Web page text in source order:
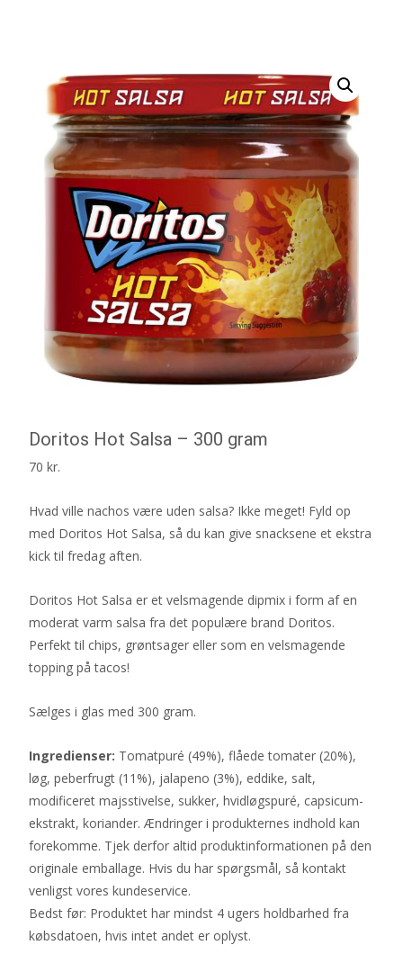
Doritos Hot Salsa – 300 gram
70 kr.
Hvad ville nachos være uden salsa? Ikke meget! Fyld op
med Doritos Hot Salsa, så du kan give snacksene et ekstra
kick til fredag aften.
Doritos Hot Salsa er et velsmagende dipmix i form af en
moderat varm salsa fra det populære brand Doritos.
Perfekt til chips, grøntsager eller som en velsmagende
topping på tacos!
Sælges i glas med 300 gram.
Ingredienser: Tomatpuré (49%), flåede tomater (20%),
løg, peberfrugt (11%), jalapeno (3%), eddike, salt,
modificeret majsstivelse, sukker, hvidløgspuré, capsicum-
ekstrakt, koriander. Ændringer i produkternes indhold kan
forekomme. Tjek derfor altid produktinformationen på den
originale emballage. Hvis du har spørgsmål, så kontakt
venligst vores kundeservice.
Bedst før: Produktet har mindst 4 ugers holdbarhed fra
købsdatoen, hvis intet andet er oplyst.